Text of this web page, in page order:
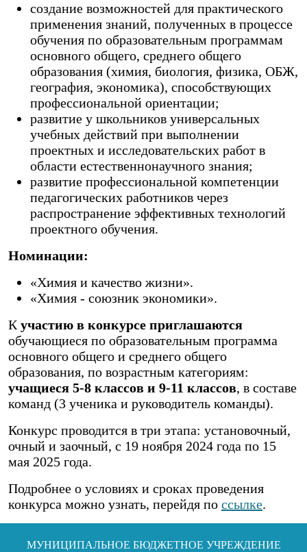
создание возможностей для практического
применения знаний, полученных в процессе
обучения по образовательным программам
основного общего, среднего общего
образования (химия, биология, физика, ОБЖ,
география, экономика), способствующих
профессиональной ориентации;
развитие у школьников универсальных
учебных действий при выполнении
проектных и исследовательских работ в
области естественнонаучного знания;
развитие профессиональной компетенции
педагогических работников через
распространение эффективных технологий
проектного обучения.
Номинации:
«Химия и качество жизни».
«Химия - союзник экономики».
К участию в конкурсе приглашаются
обучающиеся по образовательным программа
основного общего и среднего общего
образования, по возрастным категориям:
учащиеся 5-8 классов и 9-11 классов, в составе
команд (3 ученика и руководитель команды).
Конкурс проводится в три этапа: установочный,
очный и заочный, с 19 ноября 2024 года по 15
мая 2025 года.
Подробнее о условиях и сроках проведения
конкурса можно узнать, перейдя по ссылке.
МУНИЦИПАЛЬНОЕ БЮДЖЕТНОЕ УЧРЕЖДЕНИЕ